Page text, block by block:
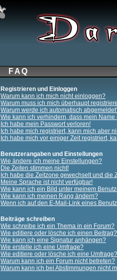
FAQ
Registrieren und Einloggen
Warum kann ich mich nicht einloggen?
Warum muss ich mich überhaupt
Warum werde ich automatisch
Wie kann ich verhindern, dass mein
Ich habe mein Passwort verloren!
Ich habe mich registriert, kann mich aber
Ich habe mich vor einiger Zeit registriert,
Benutzerangaben und Einstellungen
Wie ändere ich meine Einstellungen?
Die Zeiten stimmen nicht!
Ich habe die Zeitzone gewechselt und die
Meine Sprache ist nicht verfügbar!
Wie kann ich ein Bild unter meinem
Wie kann ich meinen Rang ändern?
Wenn ich auf den E-Mail-Link eines
Beiträge schreiben
Wie schreibe ich ein Thema in ein Forum?
Wie editiere oder lösche ich einen Beitrag?
Wie kann ich eine Signatur anhängen?
Wie erstelle ich eine Umfrage?
Wie editiere oder lösche ich eine Umfrage?
Warum kann ich ein Forum nicht betreten?
Warum kann ich bei Abstimmungen nicht